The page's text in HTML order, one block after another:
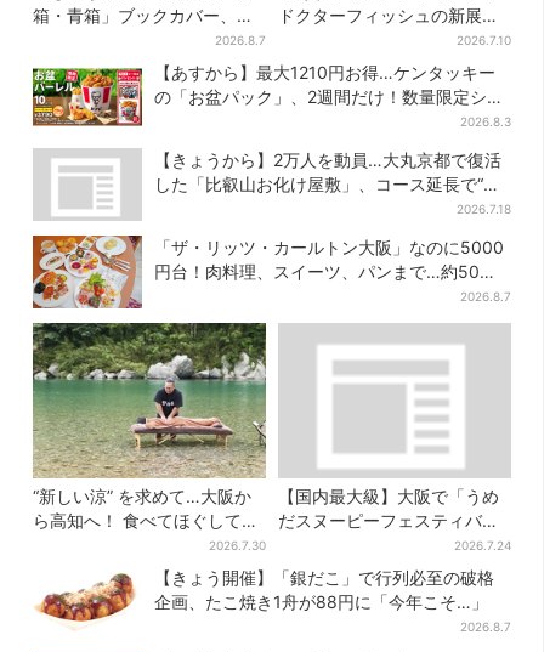
箱・青箱」ブックカバー、大
阪で無料配布！ 先着1000名
に「牛のカード」も
2026.8.7
ドクターフィッシュの新展示
スタート、神戸の都市型水族
館が5周年
2026.7.10
【あすから】最大1210円お得…ケンタッキー
の「お盆パック」、2週間だけ！数量限定シー
2026.8.3
【きょうから】2万人を動員…大丸京都で復活
した「比叡山お化け屋敷」、コース延長で“怖
2026.7.18
「ザ・リッツ・カールトン大阪」なのに5000
円台！肉料理、スイーツ、パンまで…約50種
2026.8.7
“新しい涼” を求めて…大阪か
ら高知へ！ 食べてほぐして
「仁淀ブルー」でととのう体
験旅【2026夏最新版】
2026.7.30
【国内最大級】大阪で「うめ
だスヌーピーフェスティバ
ル」、約80ブランドが集結！
ここだけのグッズも
2026.7.24
【きょう開催】「銀だこ」で行列必至の破格
企画、たこ焼き1舟が88円に「今年こそ…」
2026.8.7